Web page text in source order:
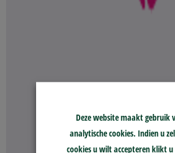
Deze website maakt gebruik
analytische cookies. Indien u
cookies u wilt accepteren klikt